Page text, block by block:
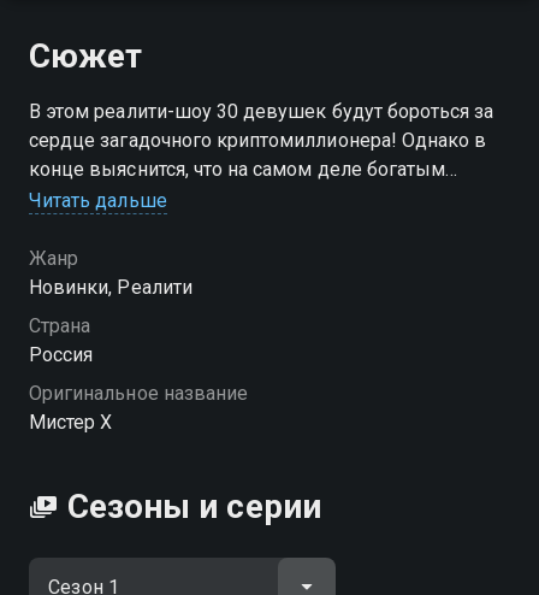
Сюжет
В этом реалити-шоу 30 девушек будут бороться за
сердце загадочного криптомиллионера! Однако в
конце выяснится, что на самом деле богатым
холостяком является вовсе не миллионер, а
лишь по завершении шоу. Этот романтический
эксперимент раскрывает, кто из девушек готов
выбрать настоящую любовь, а не деньги, и кто
останется с Мистером Х в финале. «Мистер X» —
Читать дальше
Жанр
Новинки, Реалити
Страна
Россия
Оригинальное название
Мистер X
Сезоны и серии